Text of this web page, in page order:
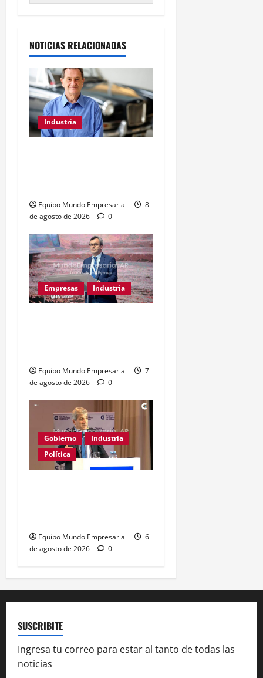
NOTICIAS RELACIONADAS
Industria
Equipo Mundo Empresarial
8
de agosto de 2026
0
Empresas Industria
Equipo Mundo Empresarial
7
de agosto de 2026
0
Gobierno
Industria
Política
Equipo Mundo Empresarial
6
de agosto de 2026
0
SUSCRIBITE
Ingresa tu correo para estar al tanto de todas las
noticias